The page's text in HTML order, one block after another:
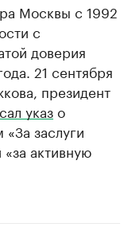
Москвы с 1992
c
доверия
21 сентября
президент
указо
заслуги
активную